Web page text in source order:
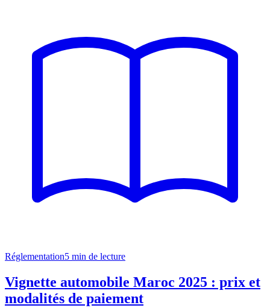
Réglementation5 min de lecture
Vignette automobile Maroc 2025 : prix et
modalités de paiement